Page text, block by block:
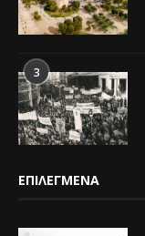
3
ΕΠΙΛΕΓΜΕΝΑ